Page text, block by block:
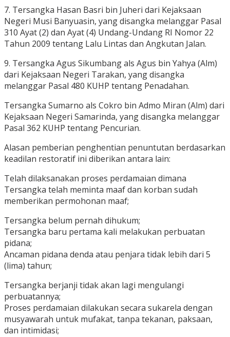
7. Tersangka Hasan Basri bin Juheri dari Kejaksaan
Negeri Musi Banyuasin, yang disangka melanggar Pasal
310 Ayat (2) dan Ayat (4) Undang-Undang RI Nomor 22
Tahun 2009 tentang Lalu Lintas dan Angkutan Jalan.
9. Tersangka Agus Sikumbang als Agus bin Yahya (Alm)
dari Kejaksaan Negeri Tarakan, yang disangka
melanggar Pasal 480 KUHP tentang Penadahan.
Tersangka Sumarno als Cokro bin Admo Miran (Alm) dari
Kejaksaan Negeri Samarinda, yang disangka melanggar
Pasal 362 KUHP tentang Pencurian.
Alasan pemberian penghentian penuntutan berdasarkan
keadilan restoratif ini diberikan antara lain:
Telah dilaksanakan proses perdamaian dimana
Tersangka telah meminta maaf dan korban sudah
memberikan permohonan maaf;
Tersangka belum pernah dihukum;
Tersangka baru pertama kali melakukan perbuatan
pidana;
Ancaman pidana denda atau penjara tidak lebih dari 5
(lima) tahun;
Tersangka berjanji tidak akan lagi mengulangi
perbuatannya;
Proses perdamaian dilakukan secara sukarela dengan
musyawarah untuk mufakat, tanpa tekanan, paksaan,
dan intimidasi;